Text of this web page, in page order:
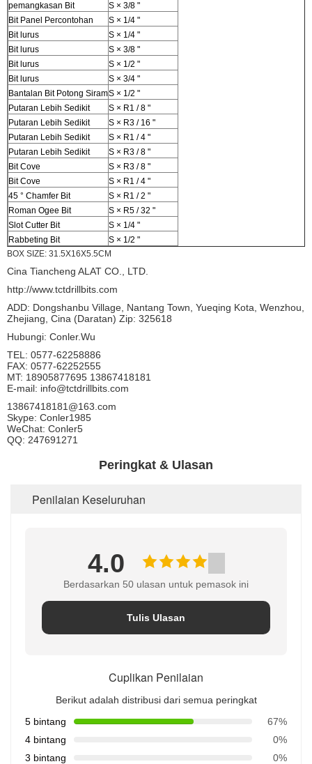
pemangkasan Bit
S × 3/8 "
Bit Panel Percontohan
S × 1/4 "
Bit lurus
S × 1/4 "
Bit lurus
S × 3/8 "
Bit lurus
S × 1/2 "
Bit lurus
S × 3/4 "
Bantalan Bit Potong SiramS × 1/2 "
Putaran Lebih Sedikit
S × R1 / 8 "
Putaran Lebih Sedikit
S × R3 / 16 "
Putaran Lebih Sedikit
S × R1 / 4 "
Putaran Lebih Sedikit
S × R3 / 8 "
Bit Cove
S × R3 / 8 "
Bit Cove
S × R1 / 4 "
45 ° Chamfer Bit
S × R1 / 2 "
Roman Ogee Bit
S × R5 / 32 "
Slot Cutter Bit
S × 1/4 "
Rabbeting Bit
S × 1/2 "
BOX SIZE: 31.5X16X5.5CM
Cina Tiancheng ALAT CO., LTD.
http://www.tctdrillbits.com
ADD: Dongshanbu Village, Nantang Town, Yueqing Kota, Wenzhou,
Zhejiang, Cina (Daratan) Zip: 325618
Hubungi: Conler.Wu
TEL: 0577-62258886
FAX: 0577-62252555
MT: 18905877695 13867418181
E-mail: info@tctdrillbits.com
13867418181@163.com
Skype: Conler1985
WeChat: Conler5
QQ: 247691271
Peringkat & Ulasan
Penilaian Keseluruhan
4.0
Berdasarkan 50 ulasan untuk pemasok ini
Tulis Ulasan
Cuplikan Penilaian
Berikut adalah distribusi dari semua peringkat
5 bintang
67%
4 bintang
0%
3 bintang
0%